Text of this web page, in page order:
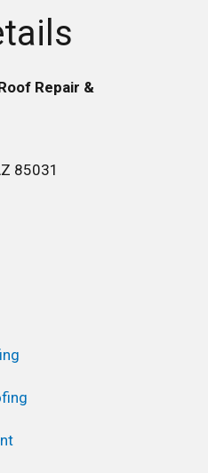
Repair &
85031